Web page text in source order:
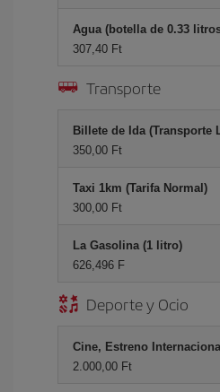
Agua (botella de 0.33
307,40 Ft
Transporte
Billete de Ida (Transporte
350,00 Ft
Taxi 1km (Tarifa Normal)
300,00 Ft
La Gasolina (1 litro)
626,496 F
Deporte y Ocio
Cine, Estreno
2.000,00 Ft